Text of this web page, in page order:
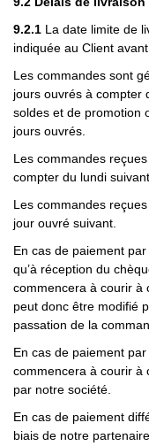
9.2.1 La date limite de
indiquée au Client
Les commandes sont
jours ouvrés à compter
soldes et de promotion
jours ouvrés.
Les commandes
compter du lundi suivant.
Les commandes
jour ouvré suivant.
En cas de paiement
qu’à réception du
commencera à courir à
peut donc être modifié
passation de la
En cas de paiement
commencera à courir à
par notre société.
En cas de paiement
biais de notre